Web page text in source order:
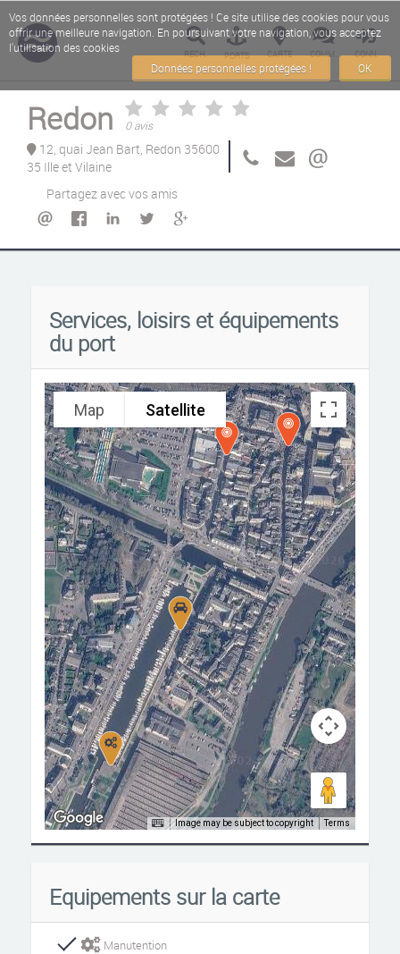
RECH. PORTS CARTE COMM. CONN.
Redon 0 avis
12, quai Jean Bart, Redon 35600
35 Ille et Vilaine
Partagez avec vos amis
Services, loisirs et équipements
du port
Map Satellite
Image may be subject to copyright Terms
Equipements sur la carte
Manutention
Vos données personnelles sont protégées ! Ce site utilise des cookies pour vous
offrir une meilleure navigation. En poursuivant votre navigation, vous acceptez
l'utilisation des cookies
OK
Données personnelles protégées !